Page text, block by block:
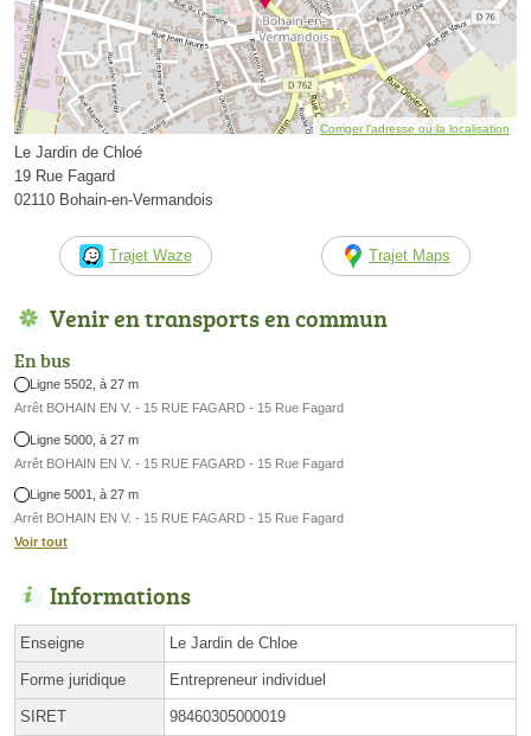
Corriger l’adresse ou la localisation
Le Jardin de Chloé
19 Rue Fagard
02110 Bohain-en-Vermandois
Trajet Waze Trajet Maps
Venir en transports en commun
En bus
Ligne 5502, à 27 m
Arrêt BOHAIN EN V. - 15 RUE FAGARD - 15 Rue Fagard
Ligne 5000, à 27 m
Arrêt BOHAIN EN V. - 15 RUE FAGARD - 15 Rue Fagard
Ligne 5001, à 27 m
Arrêt BOHAIN EN V. - 15 RUE FAGARD - 15 Rue Fagard
Voir tout
Informations
Enseigne Le Jardin de Chloe
Forme juridique Entrepreneur individuel
SIRET 98460305000019